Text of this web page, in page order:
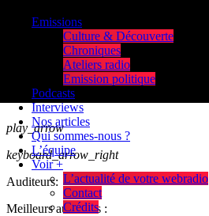
play_arrow
keyboard_arrow_right
Auditeurs:
Meilleurs auditeurs :
Emissions
Culture & Découverte
Chroniques
Ateliers radio
Emission politique
Podcasts
Interviews
Nos articles
Qui sommes-nous ?
L’équipe
Voir +
L’actualité de votre webradio
Contact
Crédits